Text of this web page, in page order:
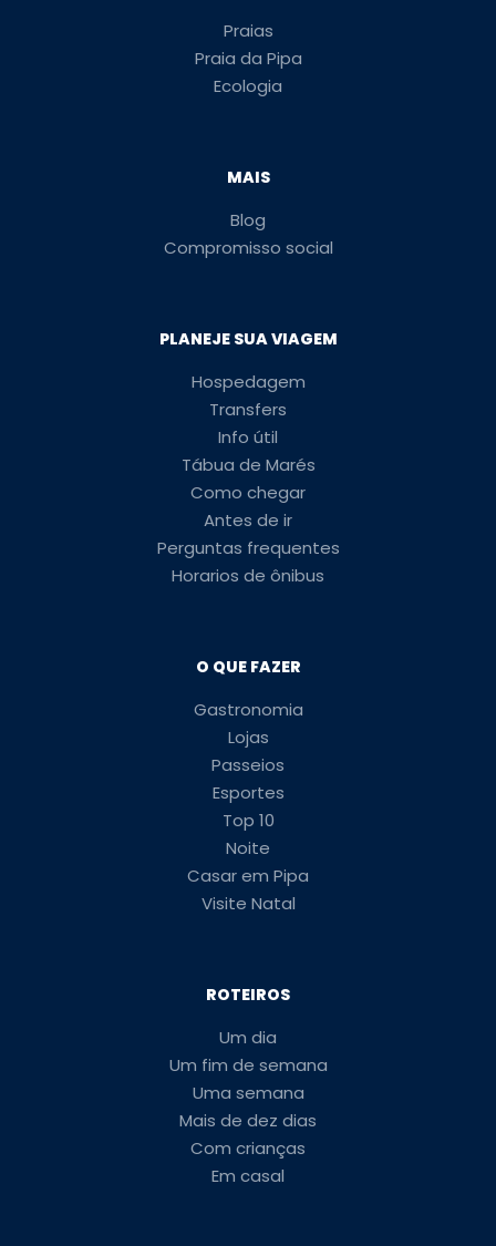
Praias
Praia da Pipa
Ecologia
MAIS
Blog
Compromisso social
PLANEJE SUA VIAGEM
Hospedagem
Transfers
Info útil
Tábua de Marés
Como chegar
Antes de ir
Perguntas frequentes
Horarios de ônibus
O QUE FAZER
Gastronomia
Lojas
Passeios
Esportes
Top 10
Noite
Casar em Pipa
Visite Natal
ROTEIROS
Um dia
Um fim de semana
Uma semana
Mais de dez dias
Com crianças
Em casal